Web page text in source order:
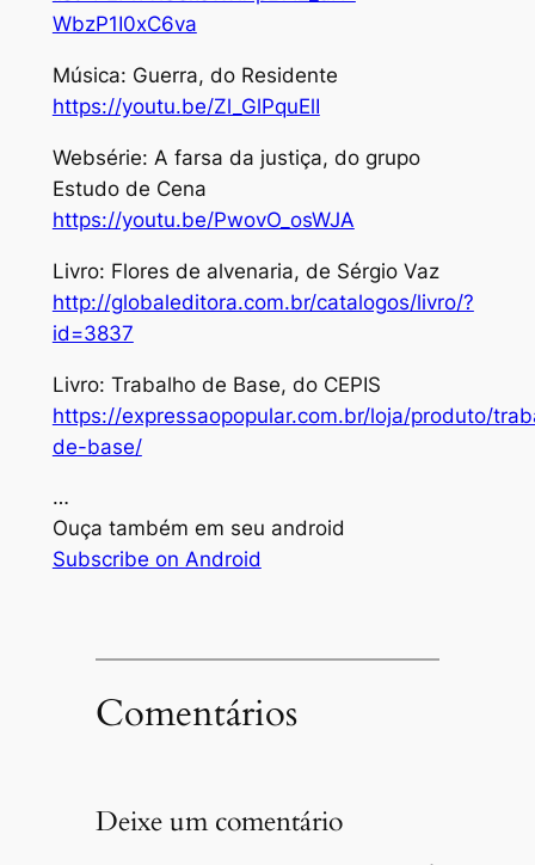
WbzP1I0xC6va
Música: Guerra, do Residente
https://youtu.be/Zl_GlPquElI
Websérie: A farsa da justiça, do grupo
Estudo de Cena
https://youtu.be/PwovO_osWJA
Livro: Flores de alvenaria, de Sérgio Vaz
http://globaleditora.com.br/catalogos/livro/?
id=3837
Livro: Trabalho de Base, do CEPIS
https://expressaopopular.com.br/loja/produto/
de-base/
…
Ouça também em seu android
Subscribe on Android
Comentários
Deixe um comentário